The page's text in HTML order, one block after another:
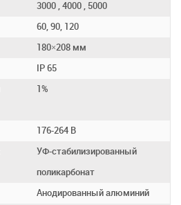
3000 , 4000 , 5000
60, 90, 120
180×208 мм
IP 65
1%
176-264 В
УФ-стабилизированный
поликарбонат
Анодированный алюминий